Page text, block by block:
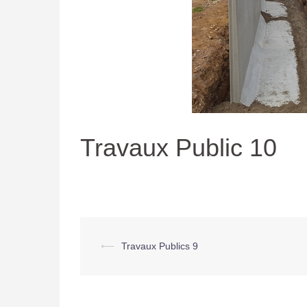
Travaux Public 10
Navigation
⟵ Travaux Publics 9